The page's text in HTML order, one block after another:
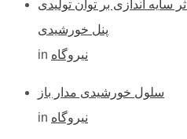
اثر سایه اندازی بر توان تولیدی
پنل خورشیدی
in نیروگاه
سلول خورشیدی مدار باز
in نیروگاه